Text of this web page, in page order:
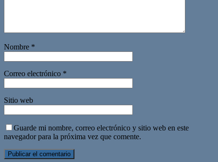
Nombre *
Correo electrónico *
Sitio web
Guarde mi nombre, correo electrónico y sitio web en este
navegador para la próxima vez que comente.